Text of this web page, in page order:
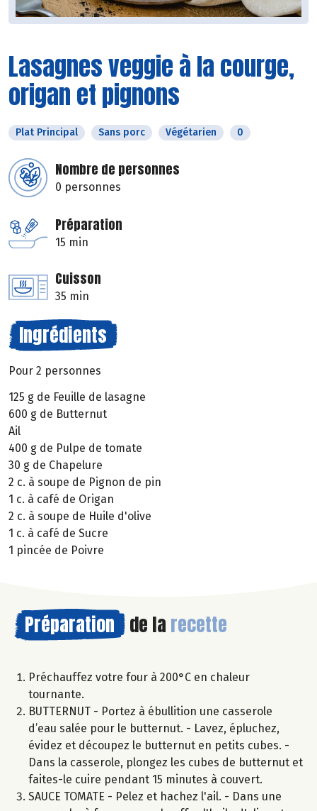
Lasagnes veggie à la courge,
origan et pignons
Plat Principal Sans porc Végétarien 0
Nombre de personnes
0 personnes
Préparation
15 min
Cuisson
35 min
Ingrédients
Pour 2 personnes
125 g de Feuille de lasagne
600 g de Butternut
Ail
400 g de Pulpe de tomate
30 g de Chapelure
2 c. à soupe de Pignon de pin
1 c. à café de Origan
2 c. à soupe de Huile d'olive
1 c. à café de Sucre
1 pincée de Poivre
Préparation de la recette
Préchauffez votre four à 200°C en chaleur
tournante.
BUTTERNUT - Portez à ébullition une casserole
d’eau salée pour le butternut. - Lavez, épluchez,
évidez et découpez le butternut en petits cubes. -
Dans la casserole, plongez les cubes de butternut et
faites-le cuire pendant 15 minutes à couvert.
SAUCE TOMATE - Pelez et hachez l'ail. - Dans une